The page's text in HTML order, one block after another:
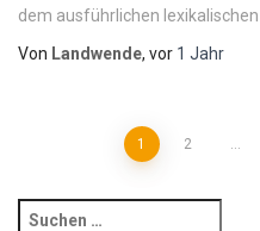
dem ausführlichen
Von Landwende, vor 1 Jahr
1 2 …